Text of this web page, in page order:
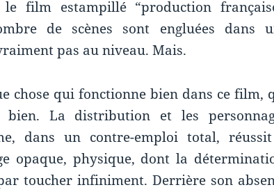
film estampillé “production
de scènes sont engluées dans
pas au niveau. Mais.
chose qui fonctionne bien dans ce film,
bien. La distribution et les
dans un contre-emploi total,
opaque, physique, dont la
toucher infiniment. Derrière son